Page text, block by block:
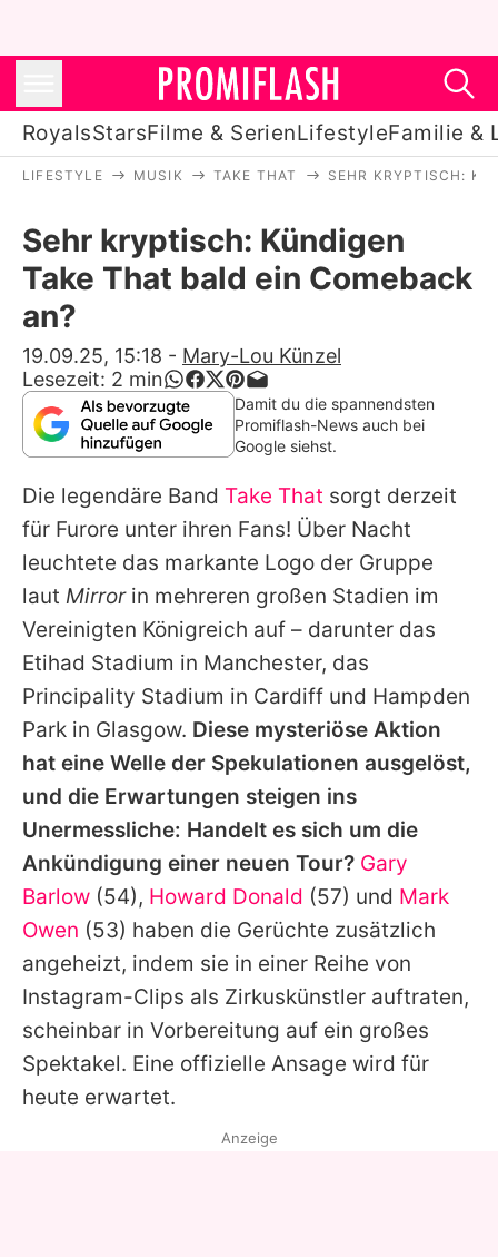
RoyalsStarsFilme & SerienLifestyleFamilie &
Stars
Filme & Serien
Lifestyle
Familie & Liebe
Promiflash Exklusiv
Alle Themen auf Promiflash
Jobs
App runterladen
Team
Redaktionelle Richtlinien
Impressum
Datenschutzerklärung
Utiq verwalten
LIFESTYLE MUSIK TAKE THAT SEHR KRYPTISCH:
Sehr kryptisch: Kündigen
Take That bald ein Comeback
an?
19.09.25, 15:18 - Mary-Lou Künzel
Lesezeit: 2 min
Damit du die spannendsten
Promiflash-News auch bei
Google siehst.
Die legendäre Band Take That sorgt derzeit
für Furore unter ihren Fans! Über Nacht
leuchtete das markante Logo der Gruppe
laut Mirrorin mehreren großen Stadien im
Vereinigten Königreich auf – darunter das
Etihad Stadium in Manchester, das
Principality Stadium in Cardiff und Hampden
Park in Glasgow. Diese mysteriöse Aktion
hat eine Welle der Spekulationen ausgelöst,
und die Erwartungen steigen ins
Unermessliche: Handelt es sich um die
Ankündigung einer neuen Tour? Gary
Barlow (54), Howard Donald (57) und Mark
Owen (53) haben die Gerüchte zusätzlich
angeheizt, indem sie in einer Reihe von
Instagram-Clips als Zirkuskünstler auftraten,
scheinbar in Vorbereitung auf ein großes
Spektakel. Eine offizielle Ansage wird für
heute erwartet.
Anzeige